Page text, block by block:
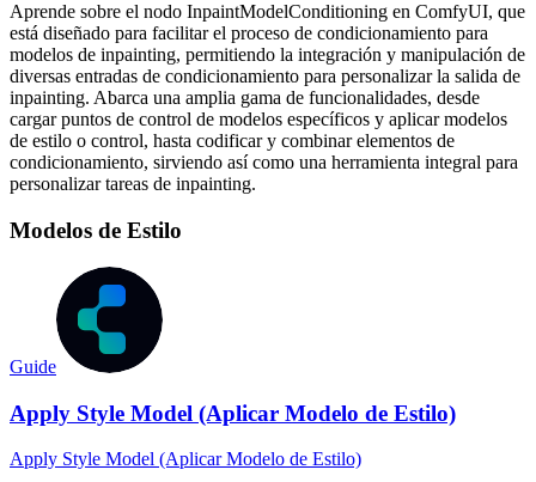
Aprende sobre el nodo InpaintModelConditioning en ComfyUI, que
está diseñado para facilitar el proceso de condicionamiento para
modelos de inpainting, permitiendo la integración y manipulación de
diversas entradas de condicionamiento para personalizar la salida de
inpainting. Abarca una amplia gama de funcionalidades, desde
cargar puntos de control de modelos específicos y aplicar modelos
de estilo o control, hasta codificar y combinar elementos de
condicionamiento, sirviendo así como una herramienta integral para
personalizar tareas de inpainting.
Modelos de Estilo
Guide
Apply Style Model (Aplicar Modelo de Estilo)
Apply Style Model (Aplicar Modelo de Estilo)